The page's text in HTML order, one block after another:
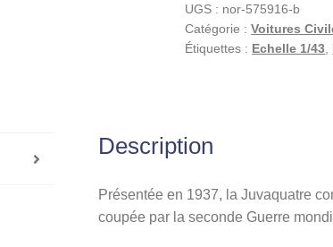
Miniature
Norev,
1/43
UGS : nor-575916-b
Catégorie :Voitures
Étiquettes : Echelle 1/43
Description
Présentée en 1937, la Juvaquatre
coupée par la seconde Guerre